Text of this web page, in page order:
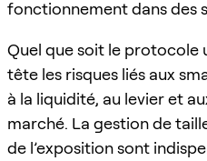
fonctionnement dans des
Quel que soit le protocole
tête les risques liés aux
à la liquidité, au levier et
marché. La gestion de
de l’exposition sont